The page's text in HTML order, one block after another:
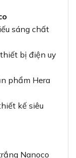
sáng chất
bị điện uy
phẩm Hera
kế siêu